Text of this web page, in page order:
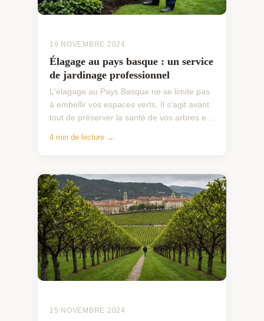
19 NOVEMBRE 2024
Élagage au pays basque : un service
de jardinage professionnel
L'élagage au Pays Basque ne se limite pas
à embellir vos espaces verts. Il s'agit avant
tout de préserver la santé de vos arbres et
4 min de lecture →
15 NOVEMBRE 2024